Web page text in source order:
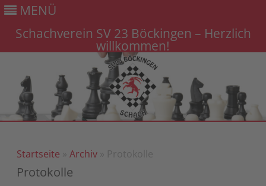
MENÜ
Schachverein SV 23 Böckingen – Herzlich
willkommen!
Gehe
Startseite Archiv
Protokolle